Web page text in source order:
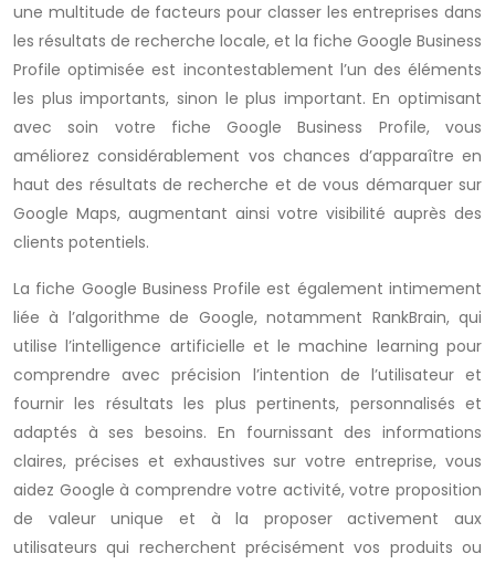
une multitude de facteurs pour classer les entreprises dans
les résultats de recherche locale, et la fiche Google Business
Profile optimisée est incontestablement l’un des éléments
les plus importants, sinon le plus important. En optimisant
avec soin votre fiche Google Business Profile, vous
améliorez considérablement vos chances d’apparaître en
haut des résultats de recherche et de vous démarquer sur
Google Maps, augmentant ainsi votre visibilité auprès des
clients potentiels.
La fiche Google Business Profile est également intimement
liée à l’algorithme de Google, notamment RankBrain, qui
utilise l’intelligence artificielle et le machine learning pour
comprendre avec précision l’intention de l’utilisateur et
fournir les résultats les plus pertinents, personnalisés et
adaptés à ses besoins. En fournissant des informations
claires, précises et exhaustives sur votre entreprise, vous
aidez Google à comprendre votre activité, votre proposition
de valeur unique et à la proposer activement aux
utilisateurs qui recherchent précisément vos produits ou